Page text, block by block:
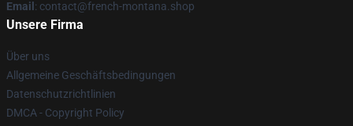
Email : contact@french-montana.shop
Unsere Firma
Über uns
Allgemeine Geschäftsbedingungen
Datenschutzrichtlinien
DMCA - Copyright Policy